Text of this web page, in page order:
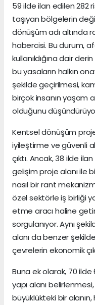
59 ilde ilan edilen 282
taşıyan bölgelerin
dönüşüm adı altında
habercisi. Bu durum,
kullanıldığına dair
bu yasaların halkın
şekilde geçirilmesi,
birçok insanın yaşam
olduğunu
Kentsel dönüşüm
iyileştirme ve güvenli
çıktı. Ancak, 38 ilde
gelişim proje alanı ile
nasıl bir rant
özel sektörle iş birliği
etme aracı haline
sorgulanıyor. Aynı
alanı da benzer
çevrelerin ekonomik
Buna ek olarak, 70
yapı alanı
büyüklükteki bir